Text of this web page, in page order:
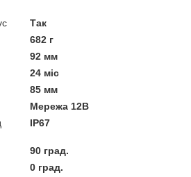
Так
682 г
92 мм
24 міс
85 мм
Мережа 12В
IP67
90 град.
0 град.